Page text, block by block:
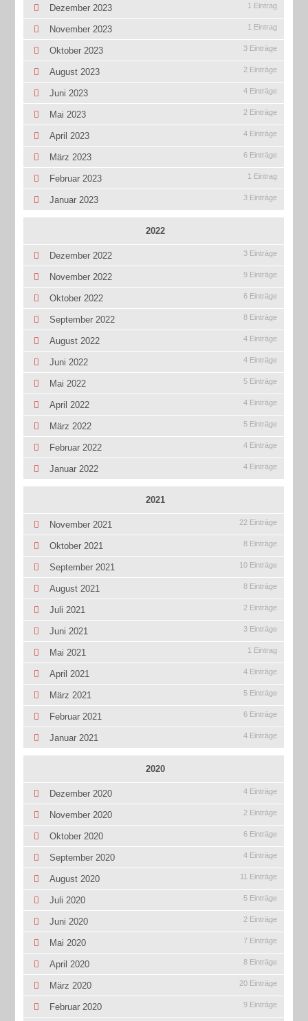
Dezember 2023 1 Eintrag
November 2023 1 Eintrag
Oktober 2023 3 Einträge
August 2023 2 Einträge
Juni 2023 4 Einträge
Mai 2023 2 Einträge
April 2023 4 Einträge
März 2023 6 Einträge
Februar 2023 1 Eintrag
Januar 2023 3 Einträge
2022
Dezember 2022 3 Einträge
November 2022 9 Einträge
Oktober 2022 6 Einträge
September 2022 8 Einträge
August 2022 4 Einträge
Juni 2022 4 Einträge
Mai 2022 5 Einträge
April 2022 4 Einträge
März 2022 5 Einträge
Februar 2022 4 Einträge
Januar 2022 4 Einträge
2021
November 2021 22 Einträge
Oktober 2021 8 Einträge
September 2021 10 Einträge
August 2021 8 Einträge
Juli 2021 2 Einträge
Juni 2021 3 Einträge
Mai 2021 1 Eintrag
April 2021 4 Einträge
März 2021 5 Einträge
Februar 2021 6 Einträge
Januar 2021 4 Einträge
2020
Dezember 2020 4 Einträge
November 2020 2 Einträge
Oktober 2020 6 Einträge
September 2020 4 Einträge
August 2020 11 Einträge
Juli 2020 5 Einträge
Juni 2020 2 Einträge
Mai 2020 7 Einträge
April 2020 8 Einträge
März 2020 20 Einträge
Februar 2020 9 Einträge